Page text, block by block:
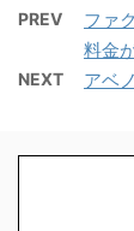
PREV
ファ
料金
NEXT アベ